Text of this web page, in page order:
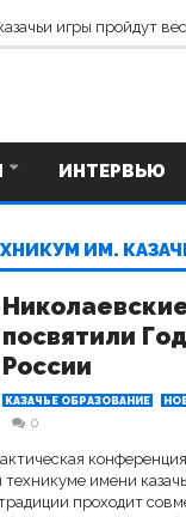
игры пройдут
ИНТЕРВЬЮ
ИМ.
посвятили
России
КАЗАЧЬЕ ОБРАЗОВАНИЕ
0
имени
проходит